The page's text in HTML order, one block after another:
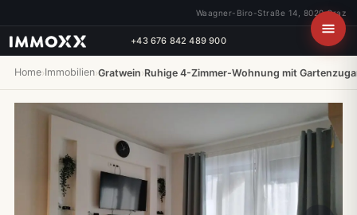
Waagner-Biro-Straße 14, 8020 Graz
+43 676 842 489 900
Home›Immobilien›Gratwein›Ruhige 4-Zimmer-Wohnung mit